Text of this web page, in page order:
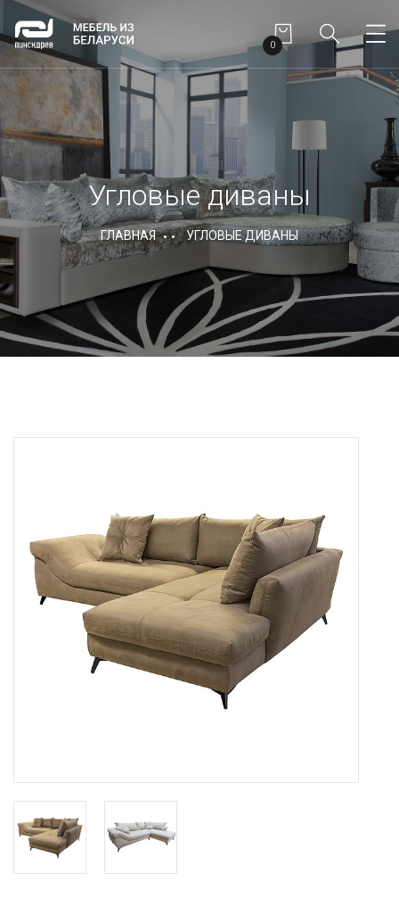
0
Угловые диваны
ГЛАВНАЯ УГЛОВЫЕ ДИВАНЫ